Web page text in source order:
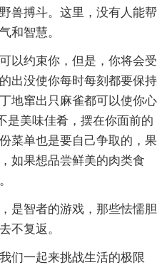
兽搏斗。这里，没有人能帮
和智慧。
以约束你，但是，你将会受
出没使你每时每刻都要保持
地窜出只麻雀都可以使你心
是美味佳肴，摆在你面前的
菜单也是要自己争取的，果
如果想品尝鲜美的肉类食
是智者的游戏，那些怯懦胆
不复返。
们一起来挑战生活的极限